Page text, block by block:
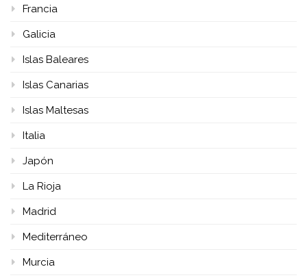
Francia
Galicia
Islas Baleares
Islas Canarias
Islas Maltesas
Italia
Japón
La Rioja
Madrid
Mediterráneo
Murcia